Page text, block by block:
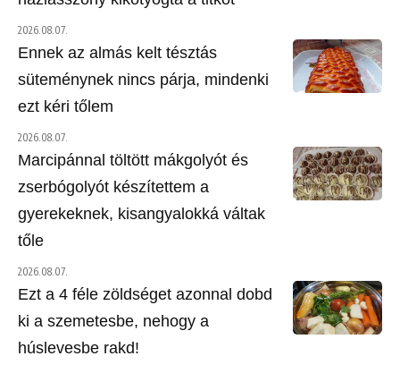
2026.08.07.
Ennek az almás kelt tésztás
süteménynek nincs párja, mindenki
ezt kéri tőlem
2026.08.07.
Marcipánnal töltött mákgolyót és
zserbógolyót készítettem a
gyerekeknek, kisangyalokká váltak
tőle
2026.08.07.
Ezt a 4 féle zöldséget azonnal dobd
ki a szemetesbe, nehogy a
húslevesbe rakd!